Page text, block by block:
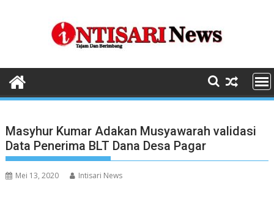
Masyhur Kumar Adakan Musyawarah validasi
Data Penerima BLT Dana Desa Pagar
Mei 13, 2020 Intisari News